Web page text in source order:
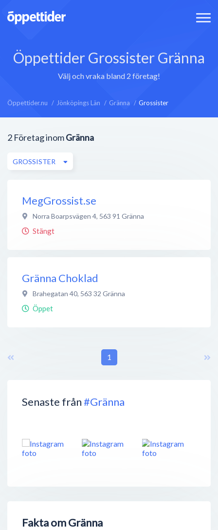
Öppettider Grossister Gränna
Välj och vraka bland 2 företag!
Öppettider.nu Jönköpings Län Gränna Grossister
Senaste från#Gränna
Fakta om Gränna
2 Företag inomGränna
GROSSISTER
MegGrossist.se
Norra Boarpsvägen 4, 563 91 Gränna
Stängt
Gränna Choklad
Brahegatan 40, 563 32 Gränna
Öppet
1